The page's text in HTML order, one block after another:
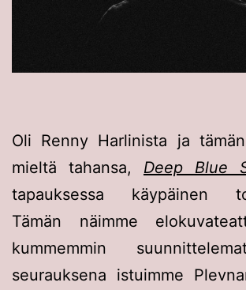
Oli Renny Harlinista ja
mieltä tahansa, Deep Blue
tapauksessa käypäinen
Tämän näimme
kummemmin
seurauksena istuimme